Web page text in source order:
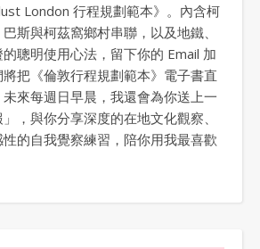
London 行程規劃範本》。內含柯
斯與柯茲窩鄉村串聯，以及地鐵、
聰明使用心法，留下你的 Email 加
把《倫敦行程規劃範本》電子書直
來每週日早晨，我還會為你送上一
，與你分享深度的在地文化觀察、
的自我覺察練習，陪你用我最喜歡